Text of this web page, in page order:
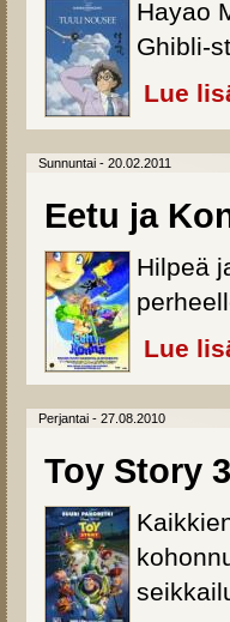
Hayao
Ghibli-
Lue
Sunnuntai - 20.02.2011
Eetu ja
Hilpeä
Lue
Perjantai - 27.08.2010
Toy Story 3